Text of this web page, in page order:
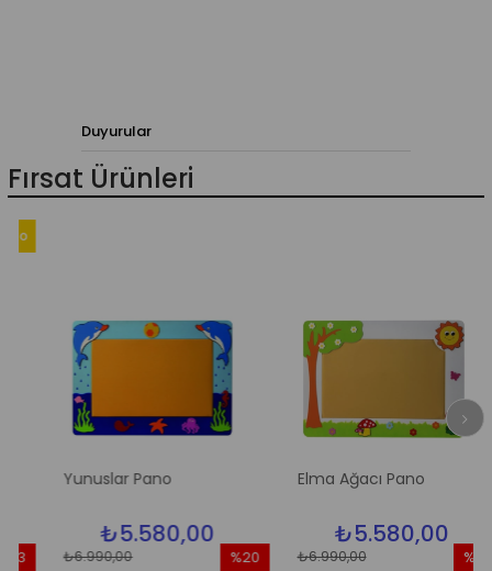
Duyurular
Fırsat Ürünleri
Yunuslar Pano
₺5.580,00
₺6.990,00
%20
Elma Ağacı Pano
₺5.580,00
₺6.990,00
%20